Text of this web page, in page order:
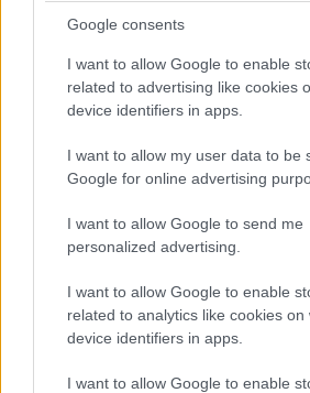
Google consents
I want to allow Google to enable
related to advertising like cookies
device identifiers in apps.
I want to allow my user data to be
Google for online advertising
I want to allow Google to send me
personalized advertising.
I want to allow Google to enable
related to analytics like cookies on
device identifiers in apps.
I want to allow Google to enable
Λέσβος: Κολυμπώντας για τη
Μνήμη στον Κόλπο της Γέρας